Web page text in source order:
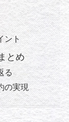
ント
とめ
る
の実現